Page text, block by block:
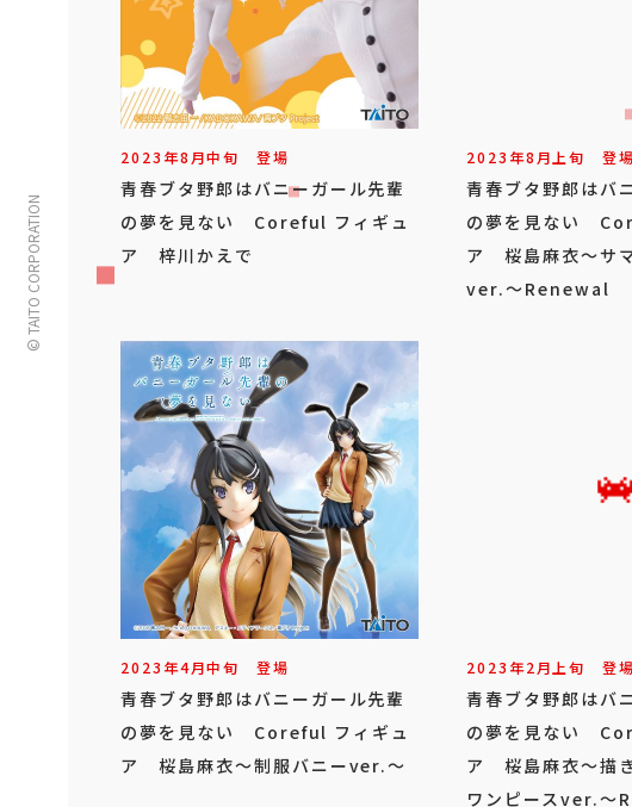
© TAITO CORPORATION
2023年8月中旬 登場
青春ブタ野郎はバニーガール先輩
の夢を見ない Coreful フィギュ
ア 梓川かえで
2023年8月上旬 登場
青春ブタ野郎はバ
の夢を見ない
ア 桜島麻衣～サ
ver.～Renewal
2023年4月中旬 登場
青春ブタ野郎はバニーガール先輩
の夢を見ない Coreful フィギュ
ア 桜島麻衣～制服バニーver.～
2023年2月上旬 登場
青春ブタ野郎はバ
の夢を見ない
ア 桜島麻衣～描
ワンピースver.